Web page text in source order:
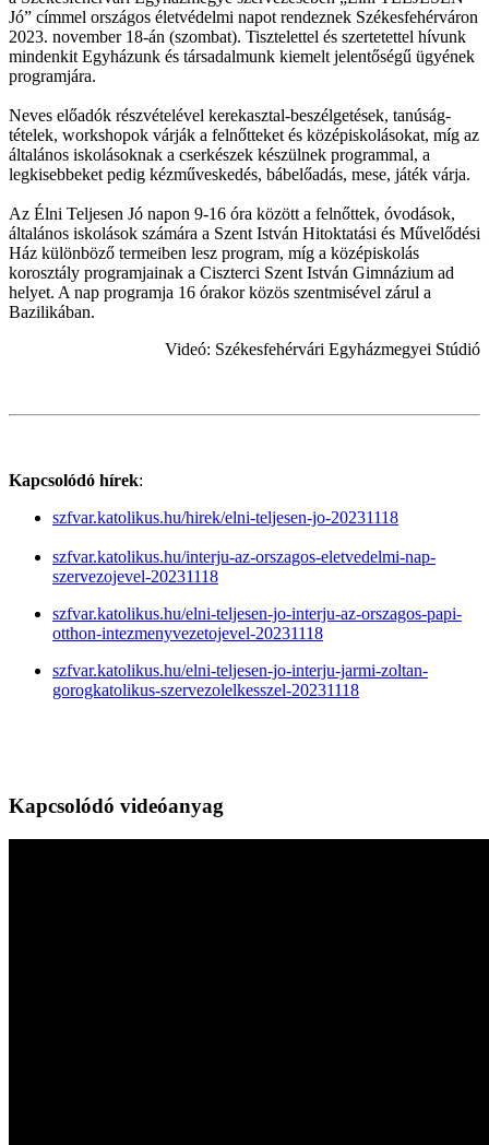
Jó” címmel országos életvédelmi napot rendeznek Székesfehérváron
2023. november 18-án (szombat). Tisztelettel és szertetettel hívunk
mindenkit Egyházunk és társadalmunk kiemelt jelentőségű ügyének
programjára.
Neves előadók részvételével kerekasztal-beszélgetések, tanúság-
tételek, workshopok várják a felnőtteket és középiskolásokat, míg az
általános iskolásoknak a cserkészek készülnek programmal, a
legkisebbeket pedig kézműveskedés, bábelőadás, mese, játék várja.
Az Élni Teljesen Jó napon 9-16 óra között a felnőttek, óvodások,
általános iskolások számára a Szent István Hitoktatási és Művelődési
Ház különböző termeiben lesz program, míg a középiskolás
korosztály programjainak a Ciszterci Szent István Gimnázium ad
helyet. A nap programja 16 órakor közös szentmisével zárul a
Bazilikában.
Videó: Székesfehérvári Egyházmegyei Stúdió
Kapcsolódó hírek:
szfvar.katolikus.hu/hirek/elni-teljesen-jo-20231118
szfvar.katolikus.hu/interju-az-orszagos-eletvedelmi-nap-
szervezojevel-20231118
szfvar.katolikus.hu/elni-teljesen-jo-interju-az-orszagos-papi-
otthon-intezmenyvezetojevel-20231118
szfvar.katolikus.hu/elni-teljesen-jo-interju-jarmi-zoltan-
gorogkatolikus-szervezolelkesszel-20231118
Kapcsolódó videóanyag